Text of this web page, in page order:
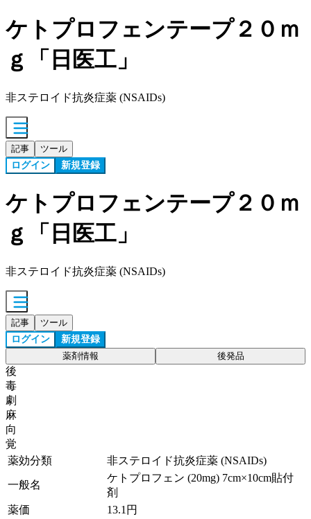
ケトプロフェンテープ２０ｍ
ｇ「日医工」
非ステロイド抗炎症薬 (NSAIDs)
記事 ツール
ログイン 新規登録
ケトプロフェンテープ２０ｍ
ｇ「日医工」
非ステロイド抗炎症薬 (NSAIDs)
記事 ツール
ログイン 新規登録
薬剤情報 後発品
後
毒
劇
麻
向
覚
薬効分類
非ステロイド抗炎症薬 (NSAIDs)
一般名
ケトプロフェン (20mg) 7cm×10cm貼付
剤
薬価
13.1 円